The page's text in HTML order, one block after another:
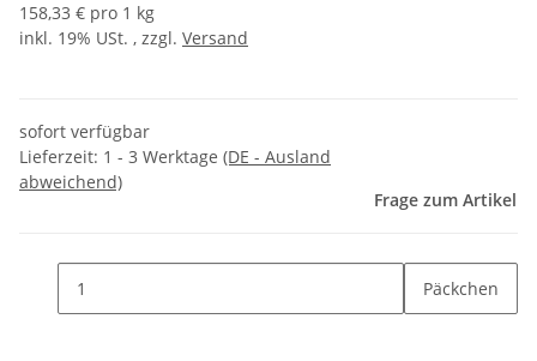
158,33 € pro 1 kg
inkl. 19% USt. , zzgl. Versand
sofort verfügbar
Lieferzeit: 1 - 3 Werktage (DE - Ausland
abweichend)
Frage zum Artikel
Päckchen